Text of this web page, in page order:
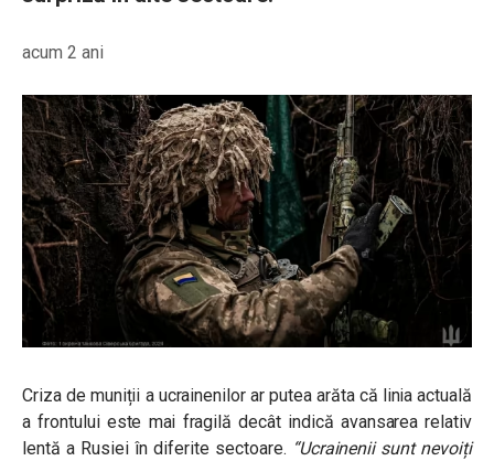
acum 2 ani
Criza de muniții a ucrainenilor ar putea arăta că linia actuală
a frontului este mai fragilă decât indică avansarea relativ
lentă a Rusiei în diferite sectoare. “Ucrainenii sunt nevoiți